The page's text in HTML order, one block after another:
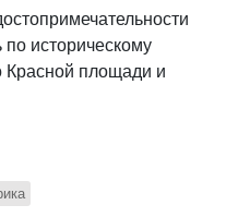
историческому
Красной площади и